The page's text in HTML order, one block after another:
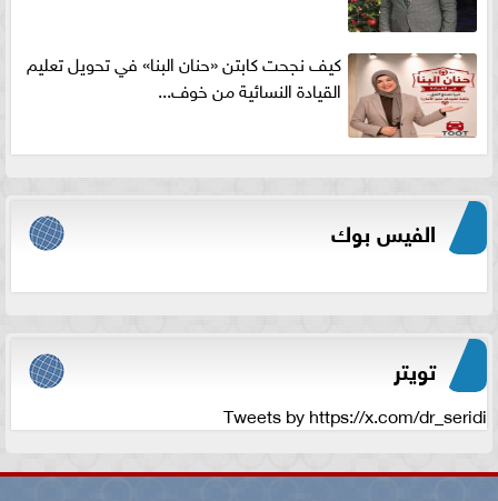
كيف نجحت كابتن «حنان البنا» في تحويل تعليم
القيادة النسائية من خوف...
الفيس بوك
تويتر
Tweets by https://x.com/dr_seridi